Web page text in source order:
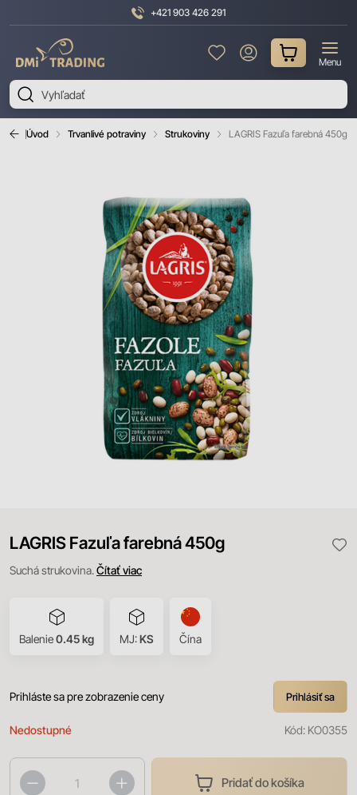
+421 903 426 291
Trading
Menu
Úvod Trvanlivé potraviny Strukoviny LAGRIS Fazuľa farebná 450g
LAGRIS Fazuľa farebná 450g
Suchá strukovina.Čítať viac
Balenie0.45 kg MJ:KS Čína
Prihláste sa pre zobrazenie ceny Prihlásiť sa
Nedostupné Kód: KO0355
Pridať do košíka